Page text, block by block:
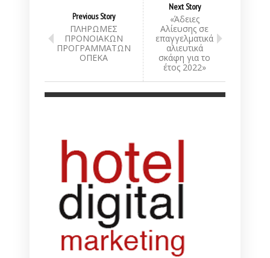
Previous Story
ΠΛΗΡΩΜΕΣ
ΠΡΟΝΟΙΑΚΩΝ
ΠΡΟΓΡΑΜΜΑΤΩΝ
ΟΠΕΚΑ
Next Story
«Άδειες
Αλίευσης σε
επαγγελματικά
αλιευτικά
σκάφη για το
έτος 2022»